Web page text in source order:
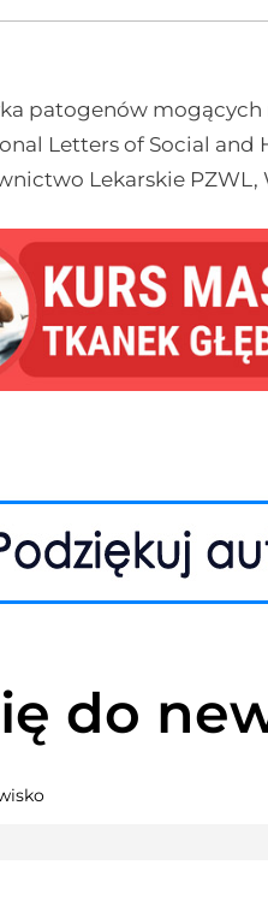
patogenów
Letters of Social and
Lekarskie PZWL,
do